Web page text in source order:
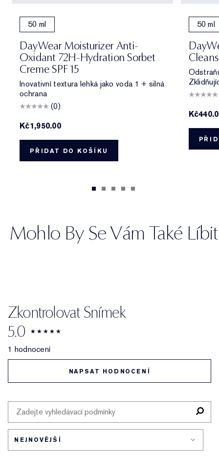
50 ml
DayWear Moisturizer Anti-
Oxidant 72H-Hydration Sorbet
Creme SPF 15
Inovativní textura lehká jako voda 1 + silná
ochrana
(0)
Kč1,950.00
PŘIDAT DO KOŠÍKU
50 ml
Mohlo By Se Vám Také Líbit
Zkontrolovat Snímek
5.0
1 hodnocení
NAPSAT HODNOCENÍ